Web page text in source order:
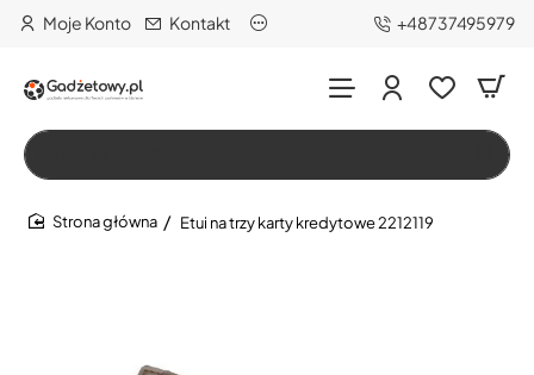
Moje Konto Kontakt +48737495979
Szukaj…
Etui na trzy karty kredytowe 2212119